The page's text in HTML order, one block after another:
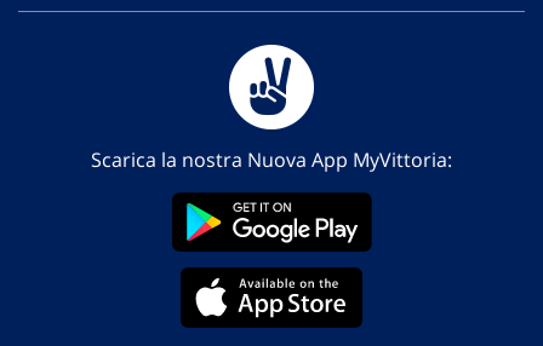
Scarica la nostra Nuova App MyVittoria: